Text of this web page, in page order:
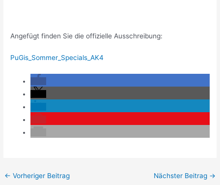
Angefügt finden Sie die offizielle Ausschreibung:
PuGis_Sommer_Specials_AK4
← Vorheriger Beitrag Nächster Beitrag →